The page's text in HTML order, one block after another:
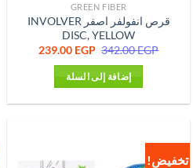
GREEN FIBER
قرص انفولفر اصفر INVOLVER
DISC, YELLOW
342.00EGP
السعر
هو:
342.00 EGP.
239.00 EGP
السعر
إضافة إلى السلة
تخفيض!